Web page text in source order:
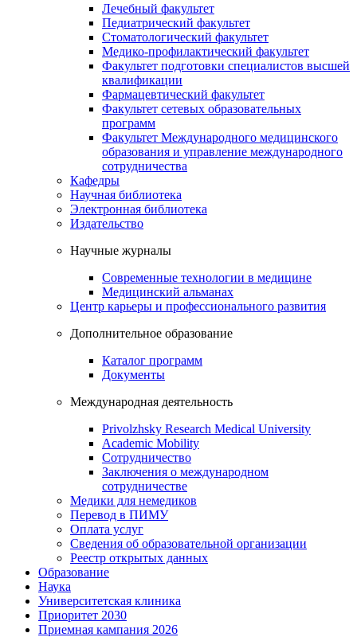
Лечебный факультет
Педиатрический факультет
Стоматологический факультет
Медико-профилактический факультет
Факультет подготовки специалистов высшей
квалификации
Фармацевтический факультет
Факультет сетевых образовательных
программ
Факультет Международного медицинского
образования и управление международного
сотрудничества
Кафедры
Научная библиотека
Электронная библиотека
Издательство
Научные журналы
Современные технологии в медицине
Медицинский альманах
Центр карьеры и профессионального развития
Дополнительное образование
Каталог программ
Документы
Международная деятельность
Privolzhsky Research Medical University
Academic Mobility
Сотрудничество
Заключения о международном
сотрудничестве
Медики для немедиков
Перевод в ПИМУ
Оплата услуг
Сведения об образовательной организации
Реестр открытых данных
Образование
Наука
Университетская клиника
Приоритет 2030
Приемная кампания 2026